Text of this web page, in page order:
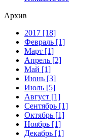
Архив
2017 [18]
Февраль [1]
Март [1]
Апрель [2]
Май [1]
Июнь [3]
Июль [5]
Август [1]
Сентябрь [1]
Октябрь [1]
Ноябрь [1]
Декабрь [1]